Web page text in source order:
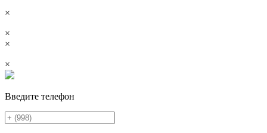
×
×
×
×
Введите телефон